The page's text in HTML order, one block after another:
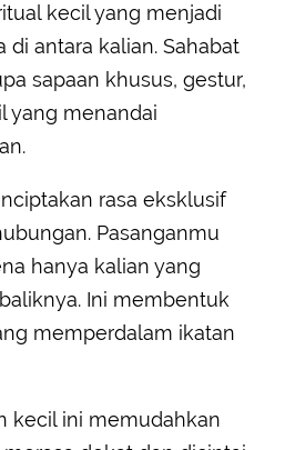
kecil yang menjadi
di antara kalian. Sahabat
sapaan khusus, gestur,
yang menandai
rasa eksklusif
Pasanganmu
hanya kalian yang
Ini membentuk
memperdalam ikatan
kecil ini memudahkan